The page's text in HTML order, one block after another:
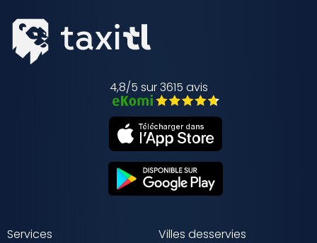
4,8/5 sur 3615 avis
Services
Villes desservies